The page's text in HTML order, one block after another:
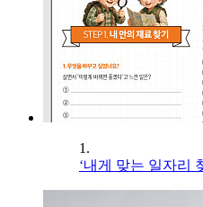
1.
‘내게 맞는 일자리